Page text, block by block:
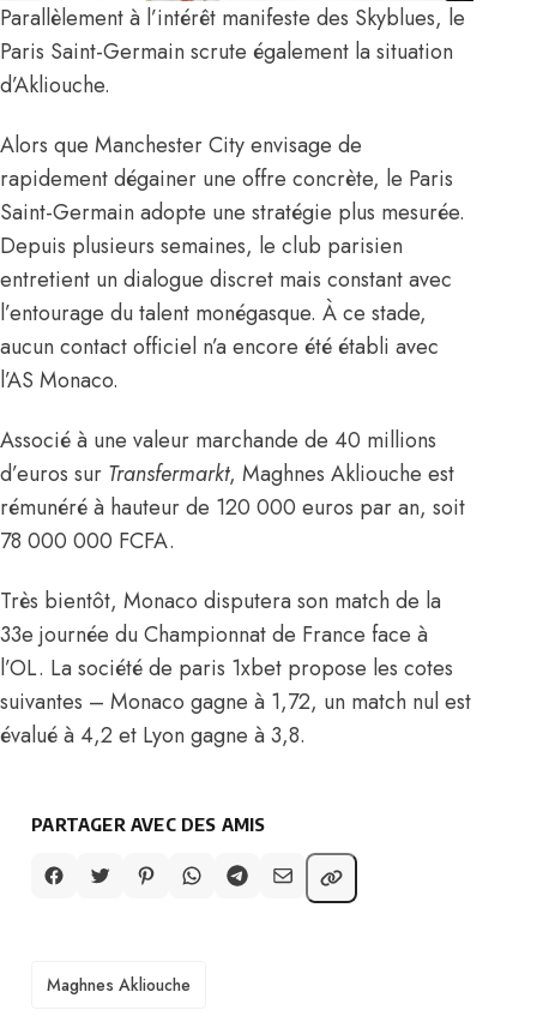
Parallèlement à l’intérêt manifeste des Skyblues, le
Paris Saint-Germain scrute également la situation
d’Akliouche.
Alors que Manchester City envisage de
rapidement dégainer une offre concrète, le Paris
Saint-Germain adopte une stratégie plus mesurée.
Depuis plusieurs semaines, le club parisien
entretient un dialogue discret mais constant avec
l’entourage du talent monégasque. À ce stade,
aucun contact officiel n’a encore été établi avec
l’AS Monaco.
Associé à une valeur marchande de 40 millions
d’euros sur Transfermarkt, Maghnes Akliouche est
rémunéré à hauteur de 120 000 euros par an, soit
78 000 000 FCFA.
Très bientôt, Monaco disputera son match de la
33e journée du Championnat de France face à
l’OL. La société de paris 1xbet propose les cotes
suivantes – Monaco gagne à 1,72, un match nul est
évalué à 4,2 et Lyon gagne à 3,8.
PARTAGER AVEC DES AMIS
TAGS
Maghnes Akliouche